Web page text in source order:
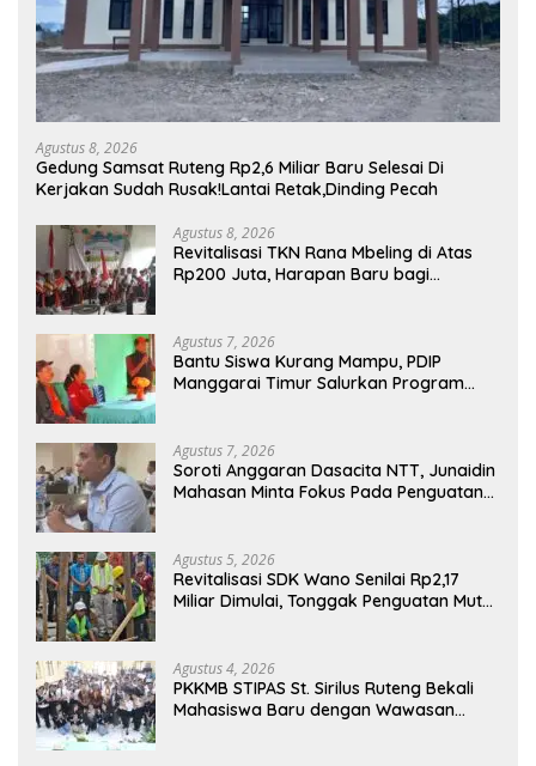
Agustus 8, 2026
Gedung Samsat Ruteng Rp2,6 Miliar Baru Selesai Di
Kerjakan Sudah Rusak!Lantai Retak,Dinding Pecah
Agustus 8, 2026
Revitalisasi TKN Rana Mbeling di Atas
Rp200 Juta, Harapan Baru bagi
Agustus 7, 2026
Bantu Siswa Kurang Mampu, PDIP
Manggarai Timur Salurkan Program
Agustus 7, 2026
Soroti Anggaran Dasacita NTT, Junaidin
Mahasan Minta Fokus Pada Penguatan
Agustus 5, 2026
Revitalisasi SDK Wano Senilai Rp2,17
Miliar Dimulai, Tonggak Penguatan Mutu
Agustus 4, 2026
PKKMB STIPAS St. Sirilus Ruteng Bekali
Mahasiswa Baru dengan Wawasan